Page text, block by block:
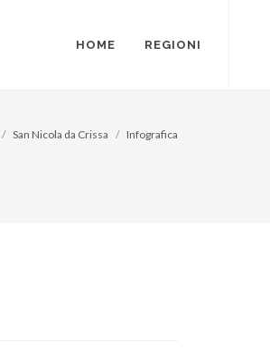
HOME REGIONI
San Nicola da Crissa Infografica